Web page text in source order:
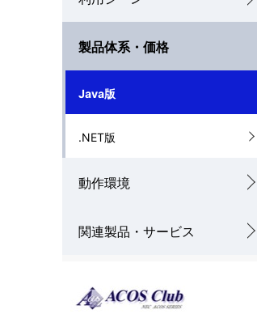
を
し
て
ナ
ビ
ー
シ
ョ
製品体系・価格
Java版
.NET版
動作環境
関連製品・サービス